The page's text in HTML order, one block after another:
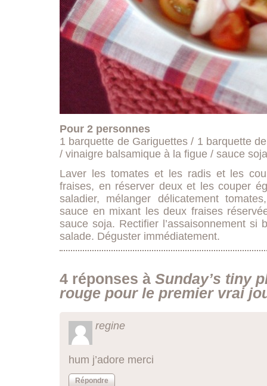
Pour 2 personnes
1 barquette de Gariguettes / 1 barquette
/ vinaigre balsamique à la figue / sauce
Laver les tomates et les radis et les
fraises, en réserver deux et les couper
saladier, mélanger délicatement
sauce en mixant les deux fraises
sauce soja. Rectifier l’assaisonnement
salade. Déguster immédiatement.
4 réponses à Sunday’s tiny
rouge pour le premier vrai
regine
hum j’adore merci
Répondre